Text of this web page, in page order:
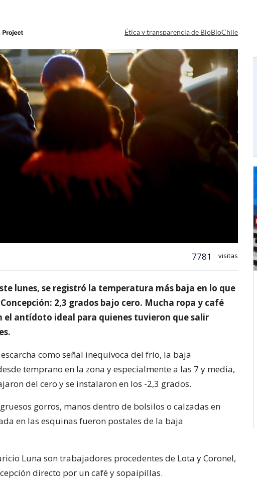
Ética y transparencia de BioBioChile
7781 visitas
lunes, se registró la temperatura más baja en lo que
2,3 grados bajo cero. Mucha ropa y café
el antídoto ideal para quienes tuvieron que salir
como señal inequívoca del frío, la baja
temprano en la zona y especialmente a las 7 y media,
del cero y se instalaron en los -2,3 grados.
gorros, manos dentro de bolsilos o calzadas en
en las esquinas fueron postales de la baja
Luna son trabajadores procedentes de Lota y Coronel,
directo por un café y sopaipillas.